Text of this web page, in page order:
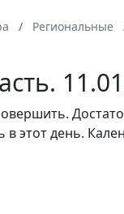
Региональные
этот день.